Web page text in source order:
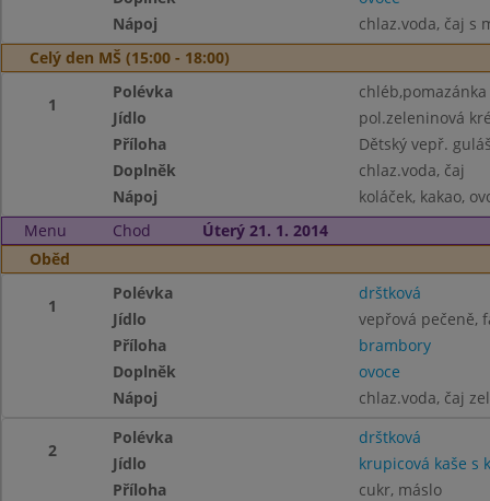
Nápoj
chlaz.voda, čaj s
Celý den MŠ (15:00 - 18:00)
1
Polévka
Jídlo
pol.zeleninová
Příloha
Dětský vepř.
Doplněk
chlaz.voda, čaj
Nápoj
koláček, kakao,
Menu
Chod
Úterý 21. 1. 2014
Oběd
1
Polévka
drštková
Jídlo
vepřová pečeně,
Příloha
brambory
Doplněk
ovoce
Nápoj
chlaz.voda, čaj
2
Polévka
drštková
Jídlo
krupicová kaše s
Příloha
cukr, máslo